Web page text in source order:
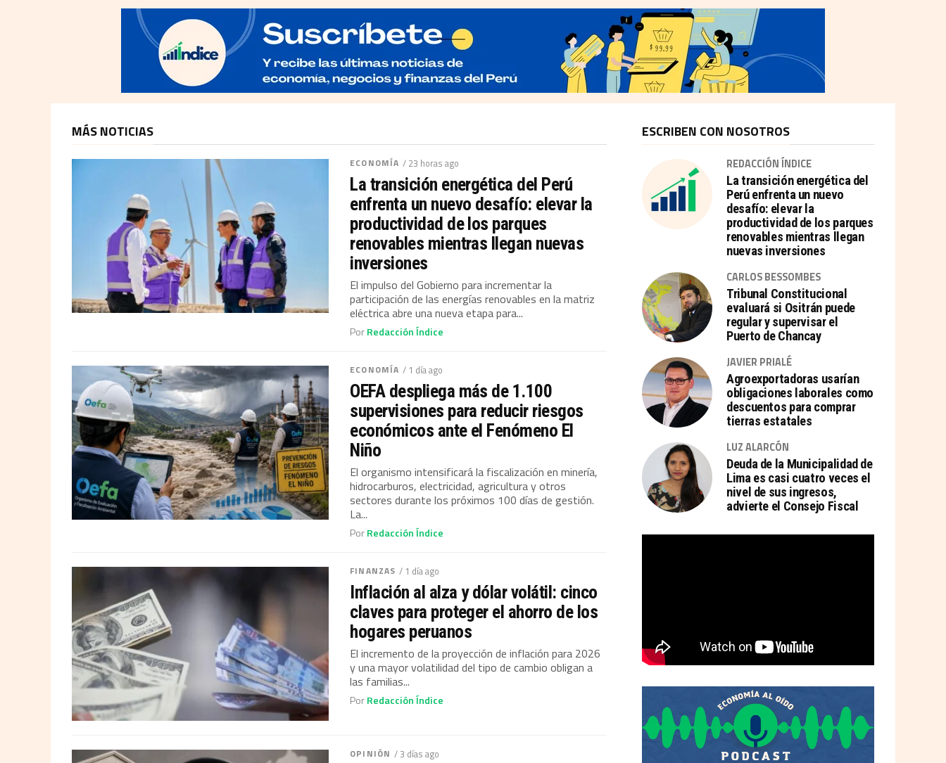
PorRedacción Índice
MÁS NOTICIAS
ECONOMÍA / 23 horas ago
La transición energética del Perú
enfrenta un nuevo desafío: elevar la
productividad de los parques
renovables mientras llegan nuevas
inversiones
El impulso del Gobierno para incrementar la
participación de las energías renovables en la matriz
eléctrica abre una nueva etapa para...
PorRedacción Índice
ECONOMÍA / 1 día ago
OEFA despliega más de 1.100
supervisiones para reducir riesgos
económicos ante el Fenómeno El
Niño
El organismo intensificará la fiscalización en minería,
hidrocarburos, electricidad, agricultura y otros
sectores durante los próximos 100 días de gestión.
La...
PorRedacción Índice
FINANZAS / 1 día ago
Inflación al alza y dólar volátil: cinco
claves para proteger el ahorro de los
hogares peruanos
El incremento de la proyección de inflación para 2026
y una mayor volatilidad del tipo de cambio obligan a
las familias...
PorRedacción Índice
OPINIÓN / 3 días ago
ESCRIBEN CON NOSOTROS
REDACCIÓN ÍNDICE
La transición energética del
Perú enfrenta un nuevo
desafío: elevar la
productividad de los parques
renovables mientras llegan
nuevas inversiones
CARLOS BESSOMBES
Tribunal Constitucional
evaluará si Ositrán puede
regular y supervisar el
Puerto de Chancay
JAVIER PRIALÉ
Agroexportadoras usarían
obligaciones laborales como
descuentos para comprar
tierras estatales
LUZ ALARCÓN
Deuda de la Municipalidad de
Lima es casi cuatro veces el
nivel de sus ingresos,
advierte el Consejo Fiscal